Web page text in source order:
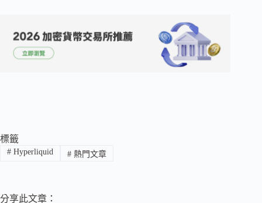
標籤
#Hyperliquid #熱門文章
分享此文章：